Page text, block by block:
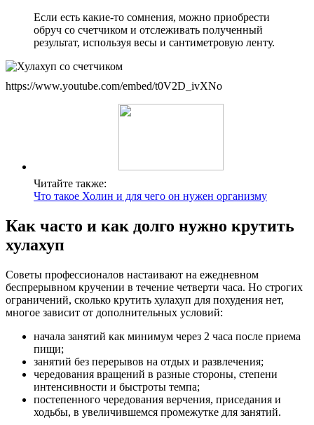
Если есть какие-то сомнения, можно приобрести
обруч со счетчиком и отслеживать полученный
результат, используя весы и сантиметровую ленту.
https://www.youtube.com/embed/t0V2D_ivXNo
Читайте также:
Что такое Холин и для чего он нужен организму
Как часто и как долго нужно крутить
хулахуп
Советы профессионалов настаивают на ежедневном
беспрерывном кручении в течение четверти часа. Но строгих
ограничений, сколько крутить хулахуп для похудения нет,
многое зависит от дополнительных условий:
начала занятий как минимум через 2 часа после приема
пищи;
занятий без перерывов на отдых и развлечения;
чередования вращений в разные стороны, степени
интенсивности и быстроты темпа;
постепенного чередования верчения, приседания и
ходьбы, в увеличившемся промежутке для занятий.